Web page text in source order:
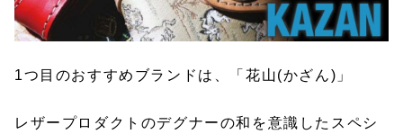
1つ目のおすすめブランドは、「花山(かざん)」
レザープロダクトのデグナーの和を意識したスペシ